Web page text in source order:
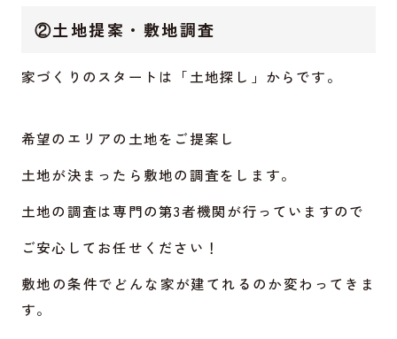
②土地提案・敷地調査
家づくりのスタートは「土地探し」からです。
希望のエリアの土地をご提案し
土地が決まったら敷地の調査をします。
土地の調査は専門の第3者機関が行っていますので
ご安心してお任せください！
敷地の条件でどんな家が建てれるのか変わってきま
す。